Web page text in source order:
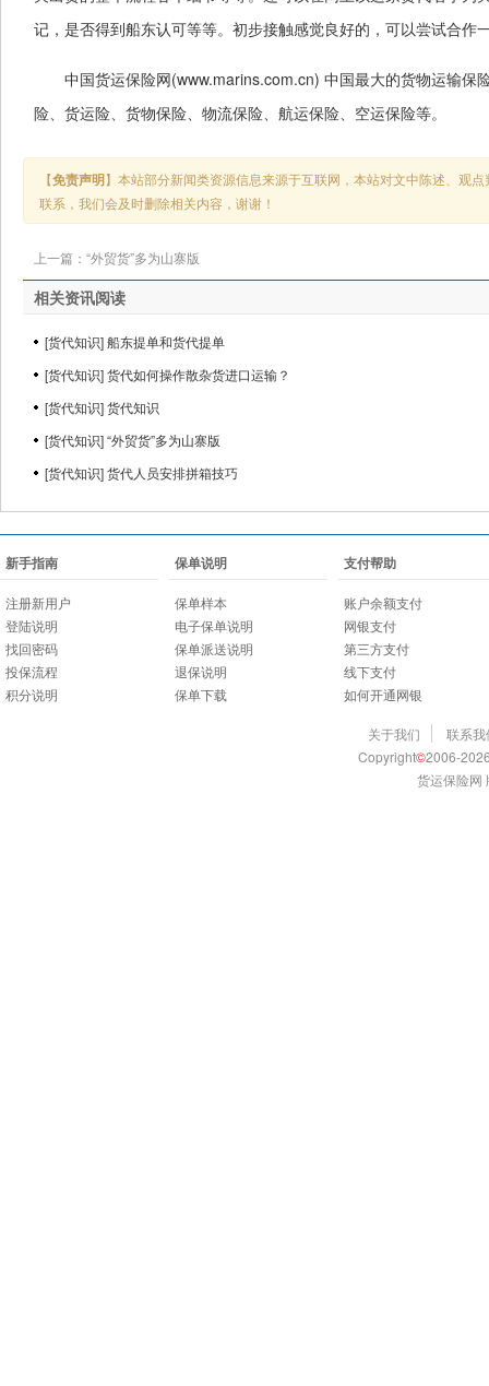
记，是否得到船东认可等等。初步接触感觉良好的，可以尝试合作
中国货运保险网(www.marins.com.cn) 中国最大的货物运输保
险、货运险、货物保险、物流保险、航运保险、空运保险等。
【免责声明】本站部分新闻类资源信息来源于互联网，本站对文中陈述、观
联系，我们会及时删除相关内容，谢谢！
上一篇： “外贸货”多为山寨版
相关资讯阅读
[货代知识]船东提单和货代提单
[货代知识]货代如何操作散杂货进口运输？
[货代知识]货代知识
[货代知识]“外贸货”多为山寨版
[货代知识]货代人员安排拼箱技巧
新手指南
注册新用户
登陆说明
找回密码
投保流程
积分说明
保单说明
保单样本
电子保单说明
保单派送说明
退保说明
保单下载
支付帮助
账户余额支付
网银支付
第三方支付
线下支付
如何开通网银
关于我们
联系我
Copyright©2006-
货运保险网